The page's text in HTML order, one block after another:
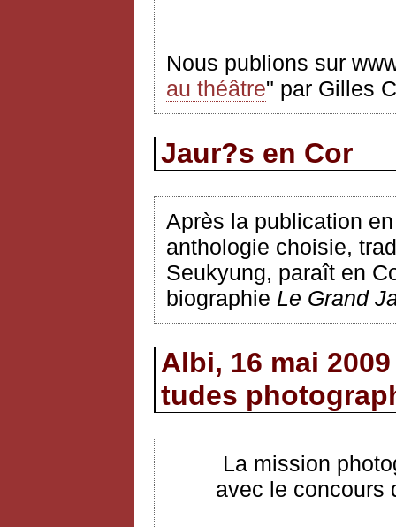
Nous publions sur
au théâtre" par Gilles
Jaur?s en Cor
Après la publication
anthologie choisie,
Seukyung, paraît en
biographie Le Grand
Albi, 16 mai
tudes
La mission
avec le concours